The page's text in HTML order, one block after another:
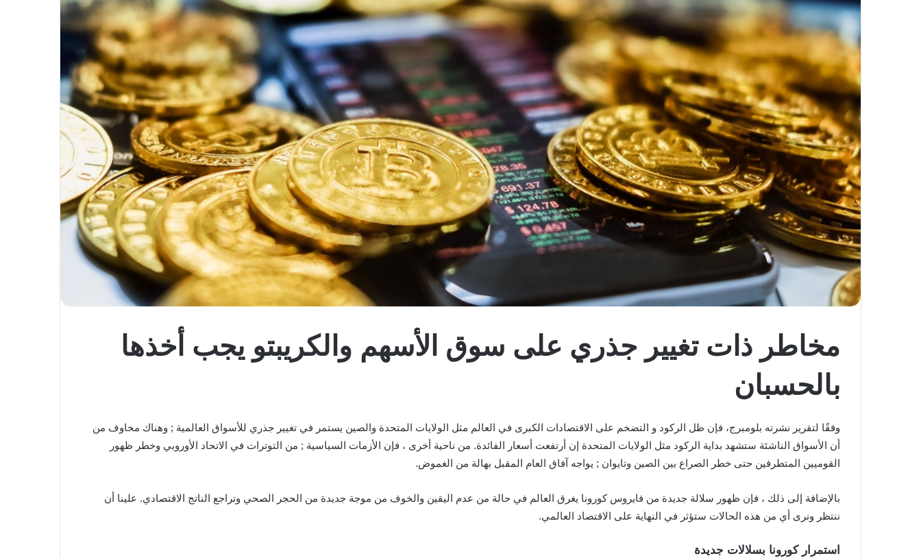
مخاطر ذات تغيير جذري على سوق الأسهم والكريبتو يجب أخذها
بالحسبان
وفقًا لتقرير نشرته بلومبرج، فإن ظل الركود و التضخم على الاقتصادات الكبرى في العالم مثل الولايات المتحدة والصين يستمر في تغيير جذري للأسواق العالمية ; وهناك مخاوف من
أن الأسواق الناشئة ستشهد بداية الركود مثل الولايات المتحدة إن أرتفعت أسعار الفائدة. من ناحية أخرى ، فإن الأزمات السياسية ; من التوترات في الاتحاد الأوروبي وخطر ظهور
القوميين المتطرفين حتى خطر الصراع بين الصين وتايوان ; يواجه آفاق العام المقبل بهالة من الغموض.
بالإضافة إلى ذلك ، فإن ظهور سلالة جديدة من فايروس كورونا يغرق العالم في حالة من عدم اليقين والخوف من موجة جديدة من الحجر الصحي وتراجع الناتج الاقتصادي. علينا أن
ننتظر ونرى أي من هذه الحالات ستؤثر في النهاية على الاقتصاد العالمي.
استمرار كورونا بسلالات جديدة